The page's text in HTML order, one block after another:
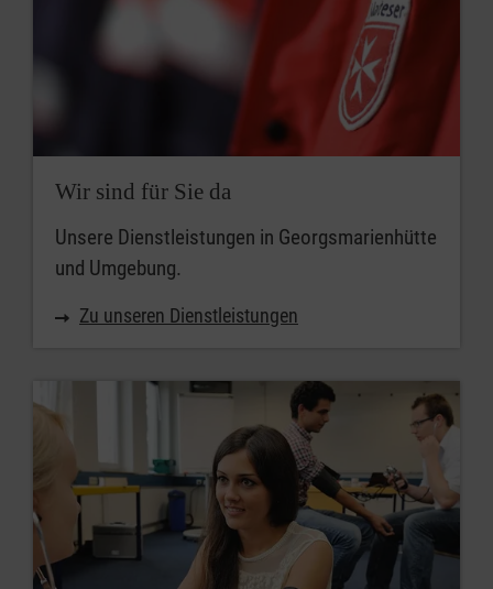
Wir sind für Sie da
Unsere Dienstleistungen in Georgsmarienhütte
und Umgebung.
Zu unseren Dienstleistungen